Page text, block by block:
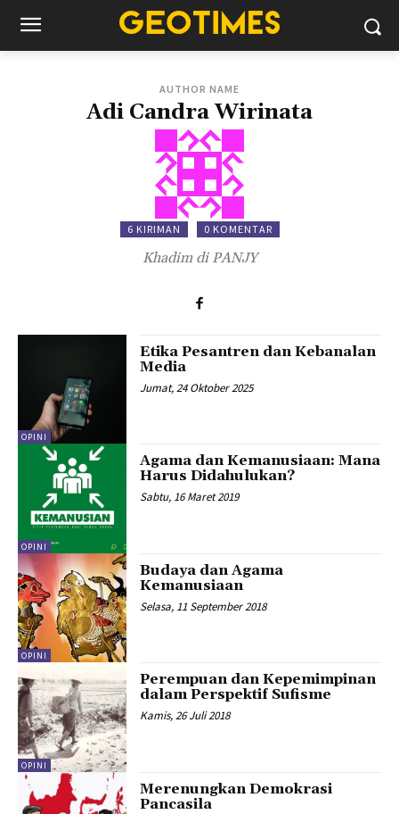
AUTHOR NAME
Adi Candra Wirinata
6 KIRIMAN 0 KOMENTAR
Khadim di PANJY
OPINI
Etika Pesantren dan Kebanalan
Media
Jumat, 24 Oktober 2025
OPINI
Agama dan Kemanusiaan: Mana
Harus Didahulukan?
Sabtu, 16 Maret 2019
OPINI
Budaya dan Agama
Kemanusiaan
Selasa, 11 September 2018
OPINI
Perempuan dan Kepemimpinan
dalam Perspektif Sufisme
Kamis, 26 Juli 2018
Merenungkan Demokrasi
Pancasila